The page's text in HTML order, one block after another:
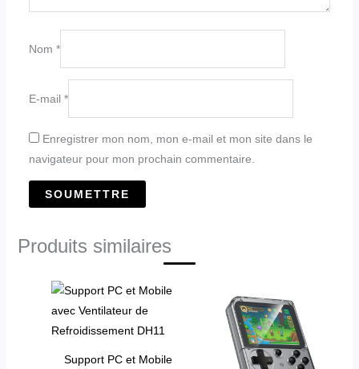
Nom *
E-mail *
Enregistrer mon nom, mon e-mail et mon site dans le
navigateur pour mon prochain commentaire.
Produits similaires
Support PC et Mobile